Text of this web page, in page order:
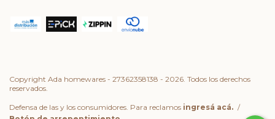
Copyright Ada homewares - 27362358138 - 2026. Todos los derechos
reservados.
Defensa de las y los consumidores. Para reclamos ingresá acá. /